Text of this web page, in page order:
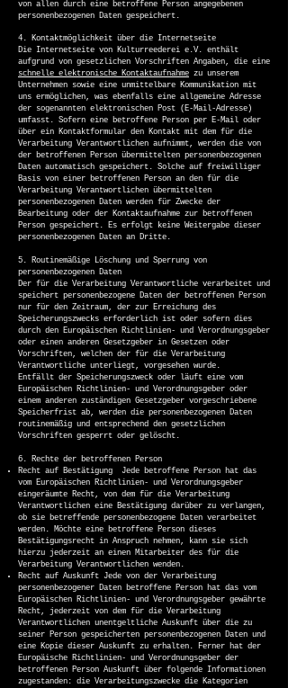
von allen durch eine betroffene Person angegebenen
personenbezogenen Daten gespeichert.
4. Kontaktmöglichkeit über die Internetseite
Die Internetseite von Kulturreederei e.V. enthält
aufgrund von gesetzlichen Vorschriften Angaben, die eine
schnelle elektronische Kontaktaufnahme zu unserem
Unternehmen sowie eine unmittelbare Kommunikation mit
uns ermöglichen, was ebenfalls eine allgemeine Adresse
der sogenannten elektronischen Post (E-Mail-Adresse)
umfasst. Sofern eine betroffene Person per E-Mail oder
über ein Kontaktformular den Kontakt mit dem für die
Verarbeitung Verantwortlichen aufnimmt, werden die von
der betroffenen Person übermittelten personenbezogenen
Daten automatisch gespeichert. Solche auf freiwilliger
Basis von einer betroffenen Person an den für die
Verarbeitung Verantwortlichen übermittelten
personenbezogenen Daten werden für Zwecke der
Bearbeitung oder der Kontaktaufnahme zur betroffenen
Person gespeichert. Es erfolgt keine Weitergabe dieser
personenbezogenen Daten an Dritte.
5. Routinemäßige Löschung und Sperrung von
personenbezogenen Daten
Der für die Verarbeitung Verantwortliche verarbeitet und
speichert personenbezogene Daten der betroffenen Person
nur für den Zeitraum, der zur Erreichung des
Speicherungszwecks erforderlich ist oder sofern dies
durch den Europäischen Richtlinien- und Verordnungsgeber
oder einen anderen Gesetzgeber in Gesetzen oder
Vorschriften, welchen der für die Verarbeitung
Verantwortliche unterliegt, vorgesehen wurde.
Entfällt der Speicherungszweck oder läuft eine vom
Europäischen Richtlinien- und Verordnungsgeber oder
einem anderen zuständigen Gesetzgeber vorgeschriebene
Speicherfrist ab, werden die personenbezogenen Daten
routinemäßig und entsprechend den gesetzlichen
Vorschriften gesperrt oder gelöscht.
6 . Rechte der betroffenen Person
Recht auf Bestätigung Jede betroffene Person hat das
vom Europäischen Richtlinien- und Verordnungsgeber
eingeräumte Recht, von dem für die Verarbeitung
Verantwortlichen eine Bestätigung darüber zu verlangen,
ob sie betreffende personenbezogene Daten verarbeitet
werden. Möchte eine betroffene Person dieses
Bestätigungsrecht in Anspruch nehmen, kann sie sich
hierzu jederzeit an einen Mitarbeiter des für die
Verarbeitung Verantwortlichen wenden.
Recht auf Auskunft Jede von der Verarbeitung
personenbezogener Daten betroffene Person hat das vom
Europäischen Richtlinien- und Verordnungsgeber gewährte
Recht, jederzeit von dem für die Verarbeitung
Verantwortlichen unentgeltliche Auskunft über die zu
seiner Person gespeicherten personenbezogenen Daten und
eine Kopie dieser Auskunft zu erhalten. Ferner hat der
Europäische Richtlinien- und Verordnungsgeber der
betroffenen Person Auskunft über folgende Informationen
zugestanden: die Verarbeitungszwecke die Kategorien